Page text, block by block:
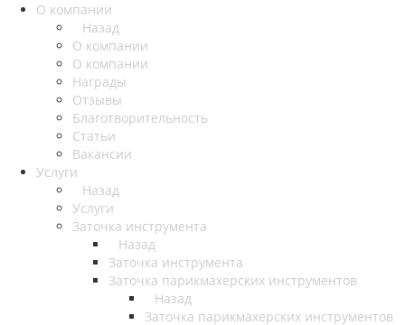
О компании
Назад
О компании
О компании
Награды
Отзывы
Благотворительность
Статьи
Вакансии
Услуги
Назад
Услуги
Заточка инструмента
Назад
Заточка инструмента
Заточка парикмахерских инструментов
Назад
Заточка парикмахерских инструментов